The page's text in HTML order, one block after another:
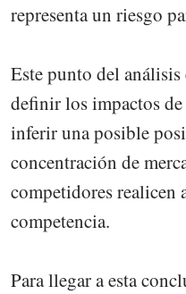
representa un riesgo
Este punto del
definir los impactos
inferir una posible
concentración de
competidores realicen
competencia.
Para llegar a esta